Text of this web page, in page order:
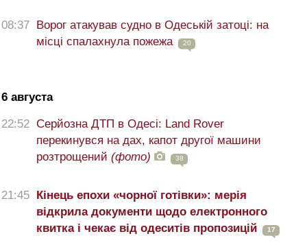
08:37 Ворог атакував судно в Одеській затоці: на
місці спалахнула пожежа
20
6 августа
22:52 Серйозна ДТП в Одесі: Land Rover
перекинувся на дах, капот другої машини
розтрощений (фото) 38
21:45 Кінець епохи «чорної готівки»: мерія
відкрила документи щодо електронного
квитка і чекає від одеситів пропозицій
17